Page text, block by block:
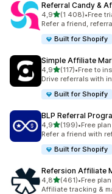
Referral Candy &
4,9av 5 stjerner
(1 408)
Totalt 1408 omtaler
•Free
Refer a friend,
Built for Shopify
Simple Affiliate
4,9av 5 stjerner
(117)
Totalt 117 omtaler
•Free to
Drive referrals with
Built for Shopify
BLP Referral
4,9av 5 stjerner
(199)
Totalt 199 omtaler
•Free
Refer a friend with
Built for Shopify
Refersion Affiliate
4,8av 5 stjerner
(461)
Totalt 461 omtaler
•Free
Affiliate tracking &